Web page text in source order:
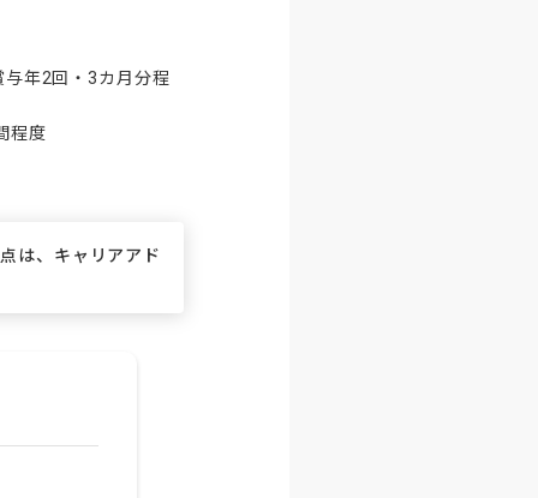
年2回・3カ月分程
程度
は、キャリアアド